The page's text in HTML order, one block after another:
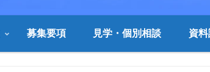
募集要項 見学・個別相談 資